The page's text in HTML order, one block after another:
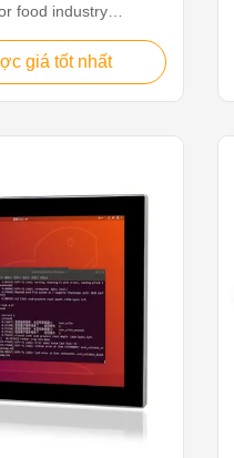
food industry
or watered
as food processing
workshop,
2.0GHz 3. 1x DDR3L
up to 16GB 4. M12
USB/COM 5. Full
with Stainless
giá tốt nhất